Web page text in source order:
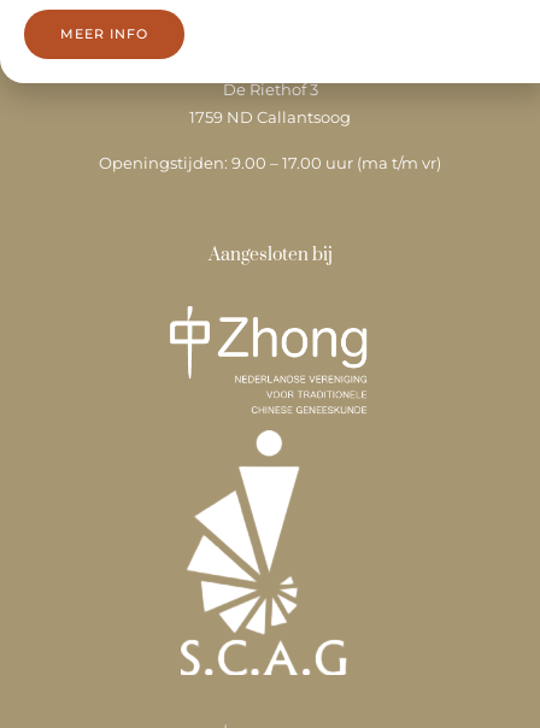
De Riethof 3
1759 ND Callantsoog
Openingstijden: 9.00 – 17.00 uur (ma t/m vr)
Aangesloten bij
MEER INFO